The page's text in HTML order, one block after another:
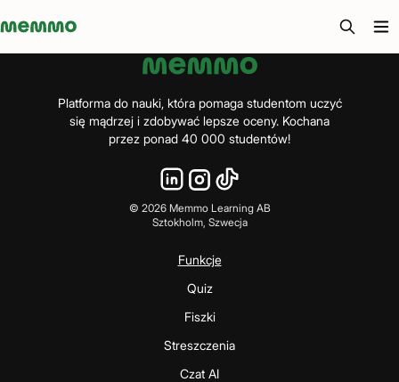
Memmo - AI-verktyg och digital kurslitteratur
Platforma do nauki, która pomaga studentom uczyć
się mądrzej i zdobywać lepsze oceny. Kochana
przez ponad 40 000 studentów!
© 2026Memmo Learning AB
Sztokholm, Szwecja
Funkcje
Quiz
Fiszki
Streszczenia
Czat AI